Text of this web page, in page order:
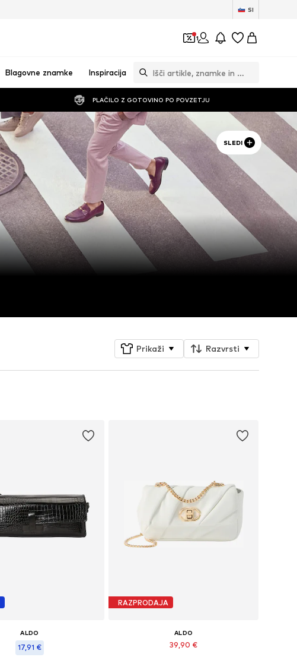
SI
1
Blagovne znamke Inspiracija
PLAČILO Z GOTOVINO PO POVZETJU
SLEDI
Prikaži Razvrsti
ALDO
17,91 €
RAZPRODAJA
ALDO
39,90 €